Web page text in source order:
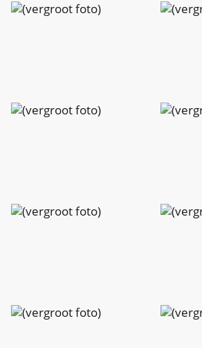
Charlotte
Peeters
Charlotte
Peeters
Charlotte
Peeters
Charlotte
Peeters
Charlotte
Peeters
Charlotte
Peeters
Charlotte
Peeters
Charlotte
Peeters